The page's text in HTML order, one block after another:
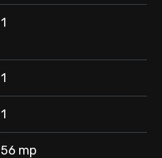
1
1
1
56 mp